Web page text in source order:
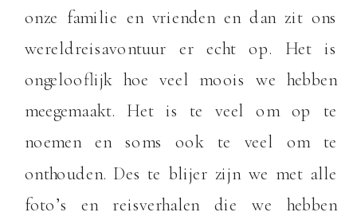
onze familie en vrienden en dan zit ons
wereldreisavontuur er echt op. Het is
ongelooflijk hoe veel moois we hebben
meegemaakt. Het is te veel om op te
noemen en soms ook te veel om te
onthouden. Des te blijer zijn we met alle
foto’s en reisverhalen die we hebben